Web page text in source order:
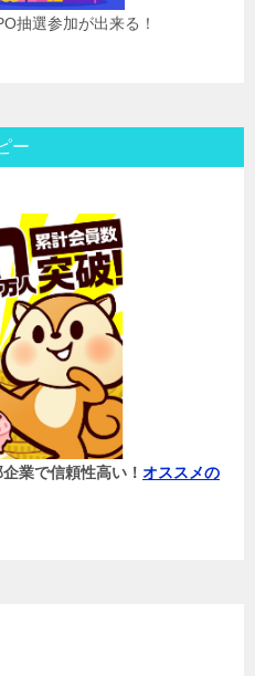
抽選参加が出来る！
ー
業で信頼性高い！ オススメの